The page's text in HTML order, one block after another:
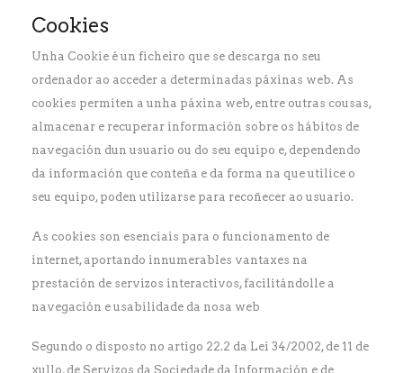
Cookies
Unha Cookie é un ficheiro que se descarga no seu
ordenador ao acceder a determinadas páxinas web. As
cookies permiten a unha páxina web, entre outras cousas,
almacenar e recuperar información sobre os hábitos de
navegación dun usuario ou do seu equipo e, dependendo
da información que conteña e da forma na que utilice o
seu equipo, poden utilizarse para recoñecer ao usuario.
As cookies son esenciais para o funcionamento de
internet, aportando innumerables vantaxes na
prestación de servizos interactivos, facilitándolle a
navegación e usabilidade da nosa web
Segundo o disposto no artigo 22.2 da Lei 34/2002, de 11 de
xullo, de Servizos da Sociedade da Información e de